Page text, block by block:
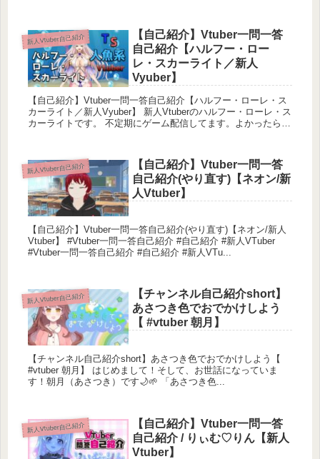
LIVE A LIVE（リメイク）プレイリスト
ポケットモンスターソード（DLCのみ） プレイリ
スト
新人Vtuber自己紹介
【自己紹介】Vtuber一問一答
自己紹介【ハルフー・ロー
レ・スカーライト／新人
Vyuber】
【自己紹介】Vtuber一問一答自己紹介【ハルフー・ローレ・ス
カーライト／新人Vyuber】 新人Vtuberのハルフー・ローレ・ス
カーライトです。 不定期にゲーム配信してます。よかったら来
新人Vtuber自己紹介
【自己紹介】Vtuber一問一答
自己紹介(やり直す)【ネオン/新
人Vtuber】
【自己紹介】Vtuber一問一答自己紹介(やり直す)【ネオン/新人
Vtuber】 #Vtuber一問一答自己紹介 #自己紹介 #新人VTuber
#Vtuber一問一答自己紹介 #自己紹介 #新人VTu...
新人Vtuber自己紹介
【チャンネル自己紹介short】
あさつき色でおでかけしよう
【 #vtuber 朝月】
【チャンネル自己紹介short】あさつき色でおでかけしよう【
#vtuber 朝月】 はじめまして！そして、お世話になっていま
す！朝月（あさつき）です🌙🌱 「あさつき色...
新人Vtuber自己紹介
【自己紹介】Vtuber一問一答
自己紹介 / りぃむ♡りん【新人
Vtuber】